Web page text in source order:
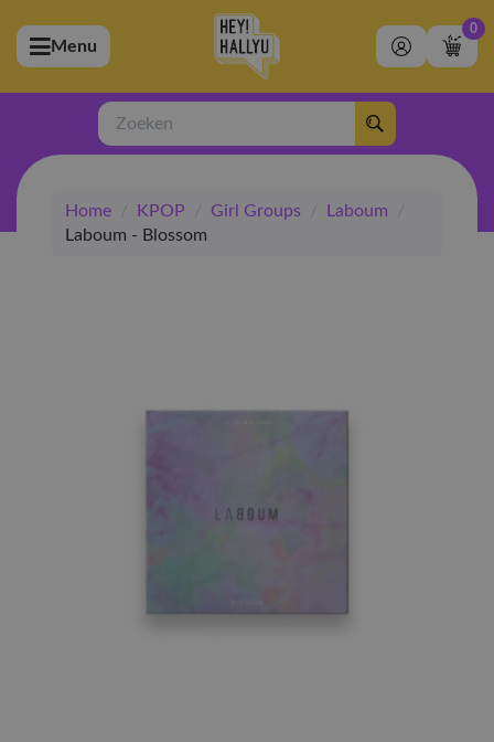
(Artiesten)
(Merchandise)
(Exclusive)
(Winkel)
Menu
0
Zoeken
Home / KPOP / Girl Groups / Laboum
/
Laboum - Blossom